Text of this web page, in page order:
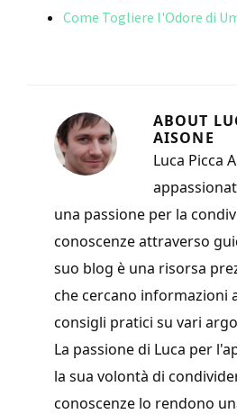
Come Togliere l'Odore di
ABOUT
AISONE
Luca Picca
una passione per la
conoscenze attraverso
suo blog è una risorsa
che cercano informazioni
consigli pratici su vari
La passione di Luca per
la sua volontà di
conoscenze lo rendono